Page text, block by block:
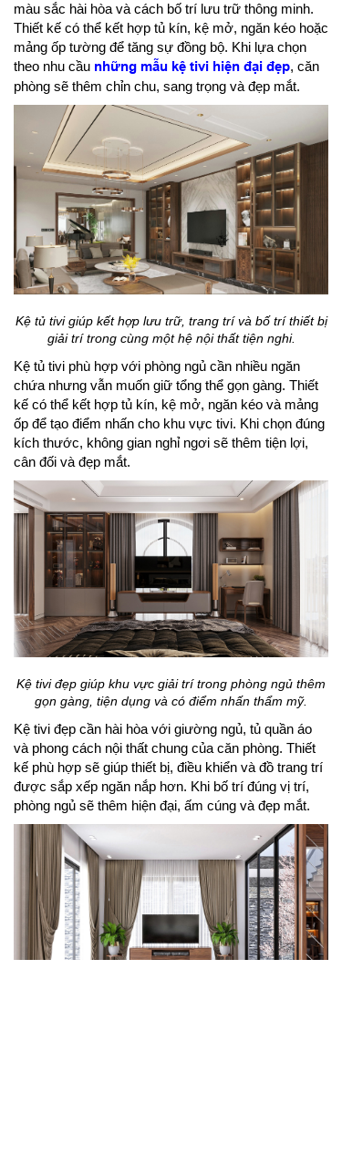
màu sắc hài hòa và cách bố trí lưu trữ thông minh.
Thiết kế có thể kết hợp tủ kín, kệ mở, ngăn kéo hoặc
mảng ốp tường để tăng sự đồng bộ. Khi lựa chọn
theo nhu cầu những mẫu kệ tivi hiện đại đẹp, căn
phòng sẽ thêm chỉn chu, sang trọng và đẹp mắt.
Kệ tủ tivi giúp kết hợp lưu trữ, trang trí và bố trí thiết bị
giải trí trong cùng một hệ nội thất tiện nghi.
Kệ tủ tivi phù hợp với phòng ngủ cần nhiều ngăn
chứa nhưng vẫn muốn giữ tổng thể gọn gàng. Thiết
kế có thể kết hợp tủ kín, kệ mở, ngăn kéo và mảng
ốp để tạo điểm nhấn cho khu vực tivi. Khi chọn đúng
kích thước, không gian nghỉ ngơi sẽ thêm tiện lợi,
cân đối và đẹp mắt.
Kệ tivi đẹp giúp khu vực giải trí trong phòng ngủ thêm
gọn gàng, tiện dụng và có điểm nhấn thẩm mỹ.
Kệ tivi đẹp cần hài hòa với giường ngủ, tủ quần áo
và phong cách nội thất chung của căn phòng. Thiết
kế phù hợp sẽ giúp thiết bị, điều khiển và đồ trang trí
được sắp xếp ngăn nắp hơn. Khi bố trí đúng vị trí,
phòng ngủ sẽ thêm hiện đại, ấm cúng và đẹp mắt.